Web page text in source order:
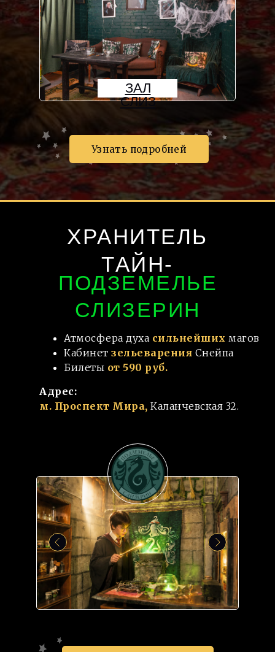
Узнать подробней
ЗАЛ
СЛИЗ
Атмосфера духа сильнейших магов
Кабинет зельеварения Снейпа
Билеты от 590 руб.
ПОДЗЕМЕЛЬЕ
СЛИЗЕРИН
ХРАНИТЕЛЬ
ТАЙН-
Адрес:
м. Проспект Мира, Каланчевская 32.